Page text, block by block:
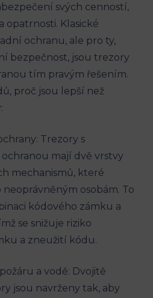
svých cenností,
opatrnosti. Klasické
ochranu, ale pro ty,
bezpečnost, jsou trezory
tím pravým řešením.
proč jsou lepší než
Trezory s
mají dvě vrstvy
mechanismů, které
osobám. To
kódového zámku a
se snižuje riziko
a zneužití kódu.
a vodě: Dvojitě
jsou navrženy tak, aby